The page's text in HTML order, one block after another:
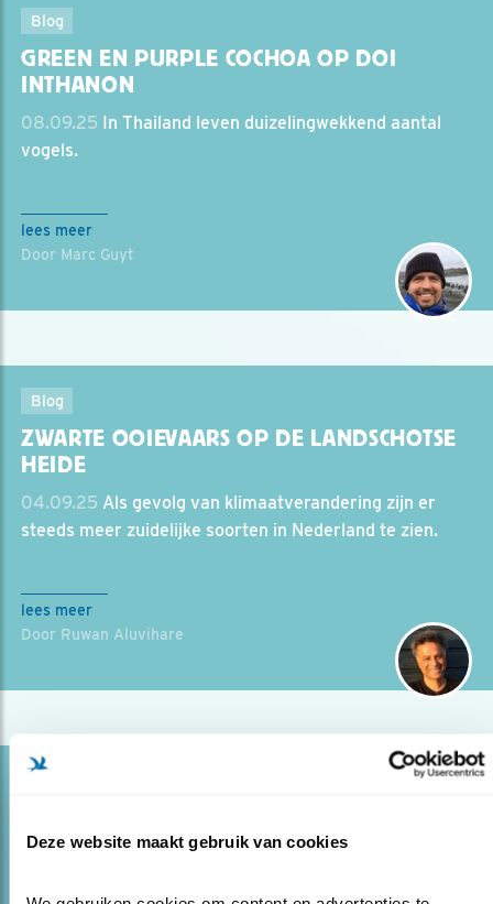
Deze website maakt gebruik van cookies
Blog
GREEN EN PURPLE COCHOA OP DOI
INTHANON
08.09.25 In Thailand leven duizelingwekkend aantal
vogels.
lees meer
Door Marc Guyt
Blog
ZWARTE OOIEVAARS OP DE LANDSCHOTSE
HEIDE
04.09.25 Als gevolg van klimaatverandering zijn er
steeds meer zuidelijke soorten in Nederland te zien.
lees meer
Door Ruwan Aluvihare
Mei leverde geen topfoto’s, maar Ruwan